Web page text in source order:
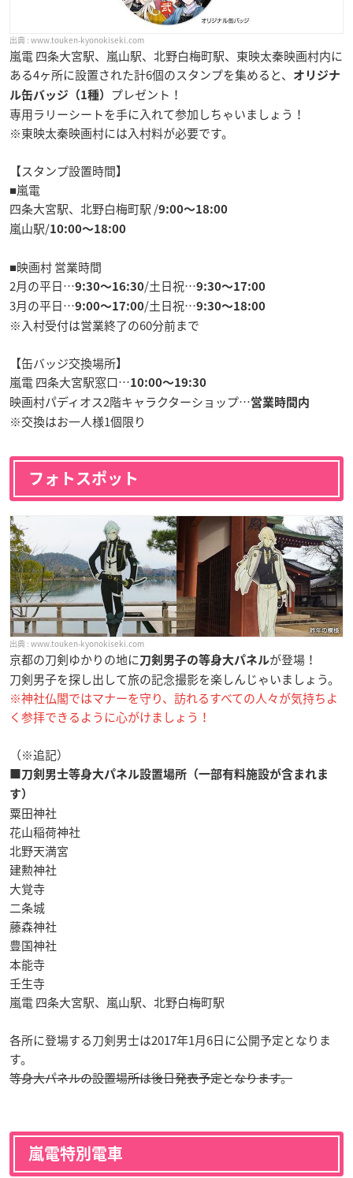
www.touken-kyonokiseki.com
嵐電 四条大宮駅、嵐山駅、北野白梅町駅、東映太秦映画村内に
ある4ヶ所に設置された計6個のスタンプを集めると、
オリジナ
ル缶バッジ（1種）
プレゼント！
専用ラリーシートを手に入れて参加しちゃいましょう！
※東映太秦映画村には入村料が必要です。
【スタンプ設置時間】
■嵐電
四条大宮駅、北野白梅町駅 /9:00〜18:00
嵐山駅/10:00〜18:00
■映画村 営業時間
2月の平日…9:30〜16:30/土日祝…9:30〜17:00
3月の平日…9:00〜17:00/土日祝…9:30〜18:00
※入村受付は営業終了の60分前まで
【缶バッジ交換場所】
嵐電 四条大宮駅窓口…10:00〜19:30
映画村パディオス2階キャラクターショップ…営業時間内
※交換はお一人様1個限り
フォトスポット
www.touken-kyonokiseki.com
京都の刀剣ゆかりの地に刀剣男子の等身大パネルが登場！
刀剣男子を探し出して旅の記念撮影を楽しんじゃいましょう。
※神社仏閣ではマナーを守り、訪れるすべての人々が気持ちよ
く参拝できるように心がけましょう！
（※追記）
■刀剣男士等身大パネル設置場所（一部有料施設が含まれま
す）
粟田神社
花山稲荷神社
北野天満宮
建勲神社
大覚寺
二条城
藤森神社
豊国神社
本能寺
壬生寺
嵐電 四条大宮駅、嵐山駅、北野白梅町駅
各所に登場する刀剣男士は2017年1月6日に公開予定となりま
す。
等身大パネルの設置場所は後日発表予定となります。
嵐電特別電車